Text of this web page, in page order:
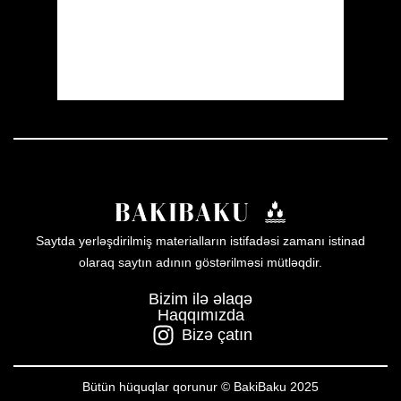
Saytda yerləşdirilmiş materialların istifadəsi zamanı istinad
olaraq saytın adının göstərilməsi mütləqdir.
Bizim ilə əlaqə
Haqqımızda
Bizə çatın
Bütün hüquqlar qorunur © BakiBaku 2025